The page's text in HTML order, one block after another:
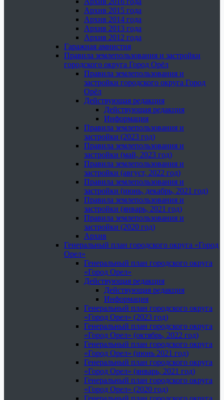
Архив 2015 года
Архив 2014 года
Архив 2013 года
Архив 2012 года
Гаражная амнистия
Правила землепользования и застройки
городского округа Город Орёл
Правила землепользования и
застройки городского округа Город
Орёл
Действующая редакция
Действующая редакция
Информация
Правила землепользования и
застройки (2023 год)
Правила землепользования и
застройки (май, 2023 год)
Правила землепользования и
застройки (август, 2022 год)
Правила землепользования и
застройки (июнь, декабрь, 2021 год)
Правила землепользования и
застройки (январь, 2021 год)
Правила землепользования и
застройки (2020 год)
Архив
Генеральный план городского округа «Город
Орел»
Генеральный план городского округа
«Город Орел»
Действующая редакция
Действующая редакция
Информация
Генеральный план городского округа
«Город Орел» (2023 год)
Генеральный план городского округа
«Город Орел» (октябрь, 2022 год)
Генеральный план городского округа
«Город Орел» (июнь 2021 год)
Генеральный план городского округа
«Город Орел» (январь, 2021 год)
Генеральный план городского округа
«Город Орел» (2020 год)
Генеральный план городского округа